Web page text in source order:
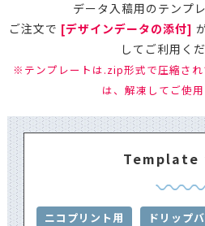
データ入稿用のテンプ
ご注文で [デザインデータの添付]
してご利用くだ
※テンプレートは.zip形式で圧縮され
は、解凍してご使用
Template
ニコプリント用
ドリップ